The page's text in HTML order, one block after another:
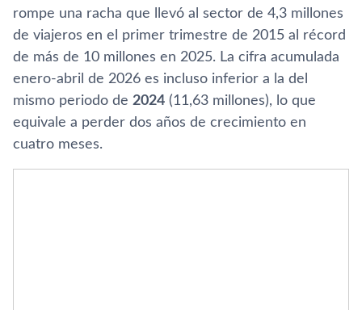
rompe una racha que llevó al sector de 4,3 millones
de viajeros en el primer trimestre de 2015 al récord
de más de 10 millones en 2025. La cifra acumulada
enero-abril de 2026 es incluso inferior a la del
mismo periodo de 2024 (11,63 millones), lo que
equivale a perder dos años de crecimiento en
cuatro meses.